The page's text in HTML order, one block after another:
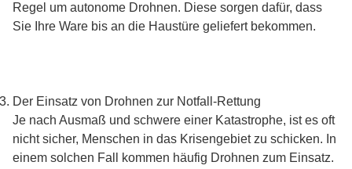
Regel um autonome Drohnen. Diese sorgen dafür, dass
Sie Ihre Ware bis an die Haustüre geliefert bekommen.
Der Einsatz von Drohnen zur Notfall-Rettung
Je nach Ausmaß und schwere einer Katastrophe, ist es oft
nicht sicher, Menschen in das Krisengebiet zu schicken. In
einem solchen Fall kommen häufig Drohnen zum Einsatz.